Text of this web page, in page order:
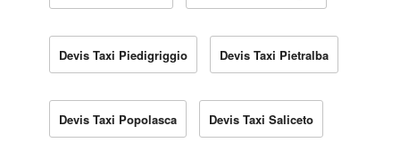
Devis Taxi Piedigriggio Devis Taxi Pietralba
Devis Taxi Popolasca Devis Taxi Saliceto